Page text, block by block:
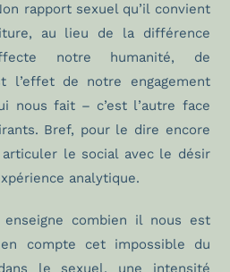
rapport sexuel qu’il convient
au lieu de la différence
notre humanité, de
l’effet de notre engagement
nous fait – c’est l’autre face
Bref, pour le dire encore
le social avec le désir
analytique.
enseigne combien il nous est
compte cet impossible du
le sexuel, une intensité